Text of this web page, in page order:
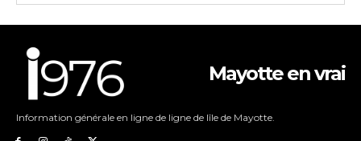
Mayotte en vrai
Information générale en ligne de ligne de lîle de Mayotte.